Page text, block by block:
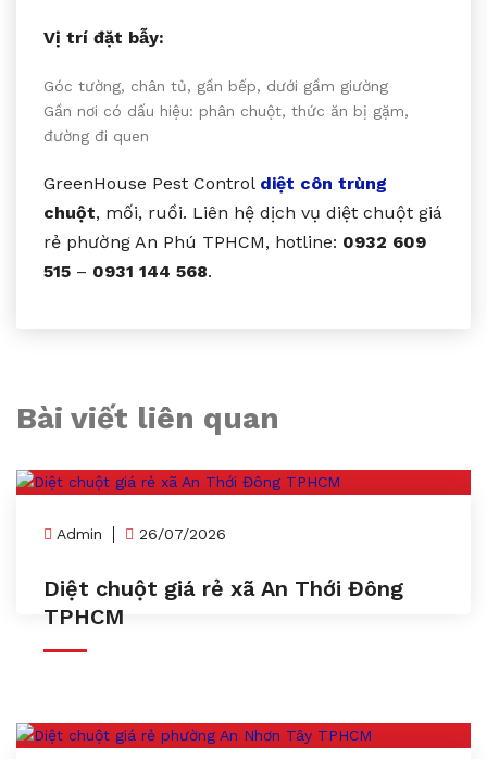
Vị trí đặt bẫy:
Góc tường, chân tủ, gần bếp, dưới gầm giường
Gần nơi có dấu hiệu: phân chuột, thức ăn bị gặm,
đường đi quen
GreenHouse Pest Control diệt côn trùng
chuột, mối, ruồi. Liên hệ dịch vụ diệt chuột giá
rẻ phường An Phú TPHCM, hotline: 0932 609
515 – 0931 144 568.
Bài viết liên quan
Admin 26/07/2026
Diệt chuột giá rẻ xã An Thới Đông
TPHCM